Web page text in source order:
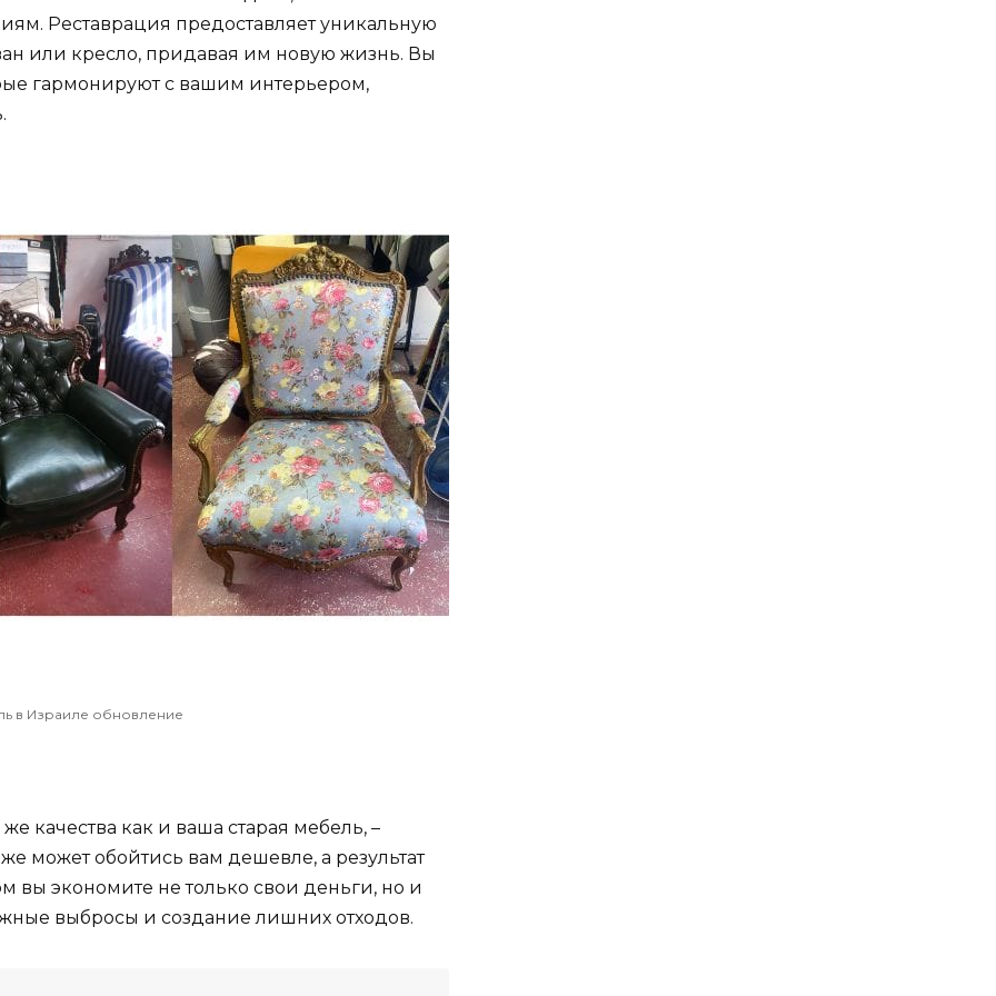
Реставрация предоставляет уникальную
или кресло, придавая им новую жизнь. Вы
гармонируют с вашим интерьером,
в Израиле обновление
качества как и ваша старая мебель, –
может обойтись вам дешевле, а результат
экономите не только свои деньги, но и
выбросы и создание лишних отходов.